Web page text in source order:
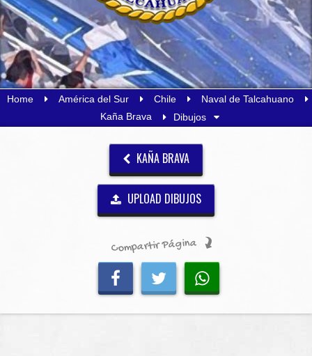
Home América del Sur Chile
Naval de Talcahuano
Kaña Brava
Dibujos
KAÑA BRAVA
UPLOAD DIBUJOS
Compartir Página